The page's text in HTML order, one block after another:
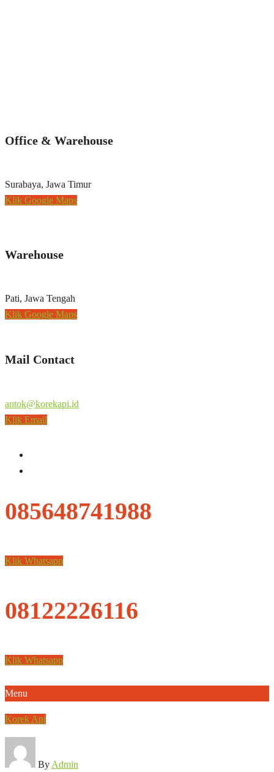
Office & Warehouse
Surabaya, Jawa Timur
Klik Google Maps
Warehouse
Pati, Jawa Tengah
Klik Google Maps
Mail Contact
antok@korekapi.id
Klik Email
085648741988
Klik Whatsapp
08122226116
Klik Whatsapp
Menu
Korek Api
By Admin